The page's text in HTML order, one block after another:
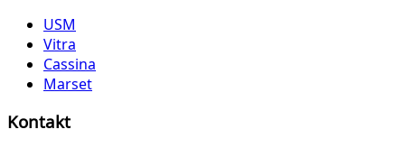
USM
Vitra
Cassina
Marset
Kontakt